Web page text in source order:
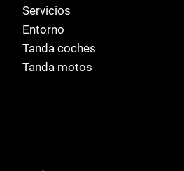
Servicios
Entorno
Tanda coches
Tanda motos